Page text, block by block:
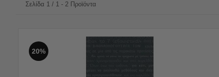
Σελίδα 1 / 1 - 2 Προϊόντα
20%